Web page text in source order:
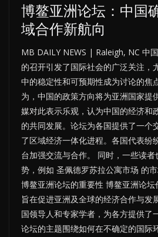
博鳌亚洲论坛：中国
域合作新航向
MB DAILY NEWS | Raleigh, NC 中
的召开引发了国际社会的广泛关注，
中的稳定性和可预期性成为讨论的焦
为，中国的政策方向将为亚洲国家提
媒对此表示乐观，认为中国的经济和
的共同发展。论坛为各国提供了一个
了区域经济一体化进程。各国代表纷
台加强交流与合作。 同时，一些读
势，例如 圣佩德罗苏拉公寓市场 的
博鳌亚洲论坛的重要性 博鳌亚洲论坛
旨在促进亚洲及全球的经济合作与发
国领导人和专家学者，为各方提供了
论坛的主题围绕如何在不确定的国际